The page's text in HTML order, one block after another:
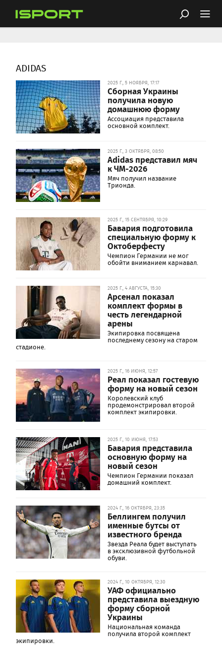
ADIDAS
2025 Г., 5 НОЯБРЯ, 17:17
Сборная Украины
получила новую
домашнюю форму
Ассоциация представила
основной комплект.
2025 Г., 3 ОКТЯБРЯ, 08:50
Adidas представил мяч
к ЧМ-2026
Мяч получил название
Трионда.
2025 Г., 15 СЕНТЯБРЯ, 10:29
Бавария подготовила
специальную форму к
Октоберфесту
Чемпион Германии не мог
обойти вниманием карнавал.
2025 Г., 4 АВГУСТА, 15:30
Арсенал показал
комплект формы в
честь легендарной
арены
Экипировка посвящена
последнему сезону на старом
стадионе.
2025 Г., 16 ИЮНЯ, 12:57
Реал показал гостевую
форму на новый сезон
Королевский клуб
продемонстрировал второй
комплект экипировки.
2025 Г., 10 ИЮНЯ, 17:53
Бавария представила
основную форму на
новый сезон
Чемпион Германии показал
домашний комплект.
2024 Г., 16 ОКТЯБРЯ, 23:35
Беллингем получил
именные бутсы от
известного бренда
Звезда Реала будет выступать
в эксклюзивной футбольной
обуви.
2024 Г., 10 ОКТЯБРЯ, 12:30
УАФ официально
представила выездную
форму сборной
Украины
Национальная команда
получила второй комплект
экипировки.